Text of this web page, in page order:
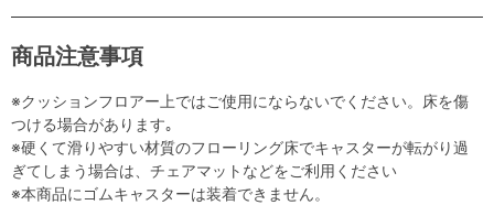
商品注意事項
※クッションフロアー上ではご使用にならないでください。床を傷
つける場合があります｡
※硬くて滑りやすい材質のフローリング床でキャスターが転がり過
ぎてしまう場合は、チェアマットなどをご利用ください
※本商品にゴムキャスターは装着できません。